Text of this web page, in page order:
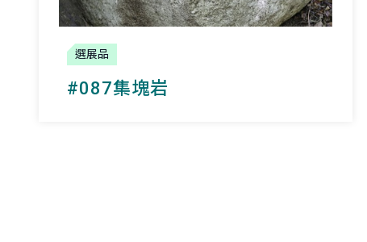
選展品
#087集塊岩